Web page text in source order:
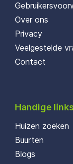
Over ons
Privacy
Veelgestelde
Contact
Handige links
Huizen zoeken
Buurten
Blogs